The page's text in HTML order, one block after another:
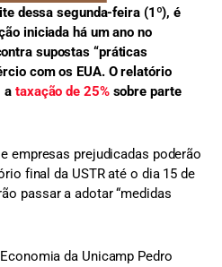
dessa segunda-feira (1º), é
iniciada há um ano no
supostas “práticas
com os EUA. O relatório
a taxação de 25%sobre parte
empresas prejudicadas poderão
final da USTR até o dia 15 de
passar a adotar “medidas
da Unicamp Pedro